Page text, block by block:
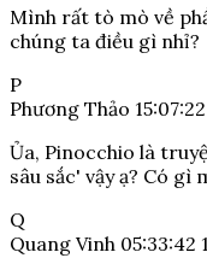
Mình rất tò mò về
chúng ta điều gì nhỉ?
P
Phương Thảo
Ủa, Pinocchio là
sâu sắc' vậy ạ? Có gì
Q
Quang Vinh 05:33:42